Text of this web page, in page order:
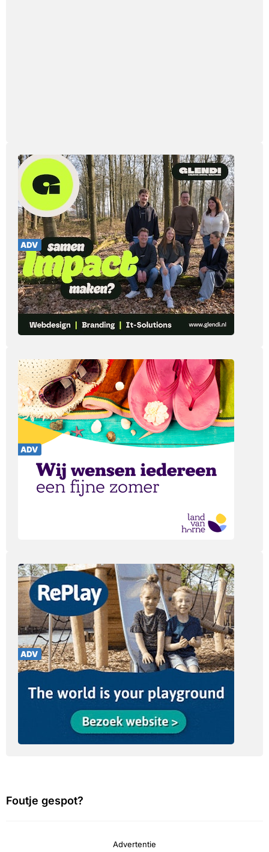
Foutje gespot?
Advertentie